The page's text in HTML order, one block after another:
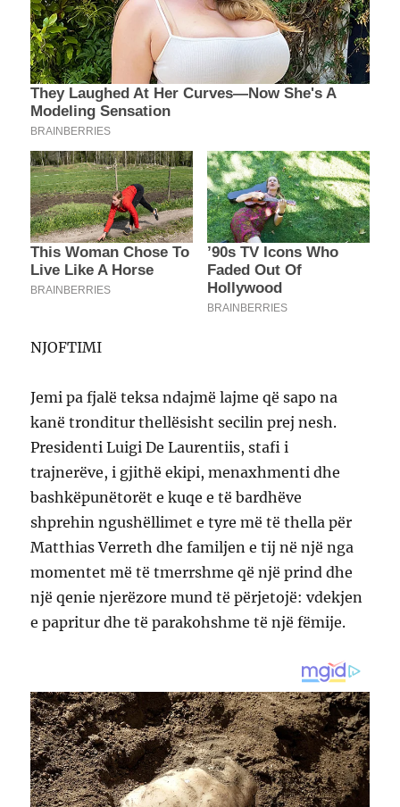
NJOFTIMI
Jemi pa fjalë teksa ndajmë lajme që sapo na
kanë tronditur thellësisht secilin prej nesh.
Presidenti Luigi De Laurentiis, stafi i
trajnerëve, i gjithë ekipi, menaxhmenti dhe
bashkëpunëtorët e kuqe e të bardhëve
shprehin ngushëllimet e tyre më të thella për
Matthias Verreth dhe familjen e tij në një nga
momentet më të tmerrshme që një prind dhe
një qenie njerëzore mund të përjetojë: vdekjen
e papritur dhe të parakohshme të një fëmije.